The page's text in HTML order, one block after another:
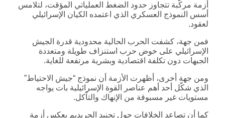
أزمة مركّبة تتجاوز حدود الضغط العملياتي المؤقت، لتلامس
أسس النموذج العسكري الذي اعتمده الكيان الإسرائيلي
لعقود.
فمن جهة، كشفت الحرب الحالية محدودية قدرة الجيش
الإسرائيلي على خوض حرب استنزاف طويلة ومتعددة
الجبهات دون تكلفة اقتصادية وبشرية مرتفعة للغاية.
ومن جهة أخرى، أظهرت الأزمة أن نموذج “جيش الاحتياط”
الذي شكّل أحد أهم عناصر القوة الإسرائيلية بات يواجه
مستويات غير مسبوقة من الإنهاك والتآكل.
كما أن تصاعد الخلافات حول تجنيد الحريديم يعكس أزمة